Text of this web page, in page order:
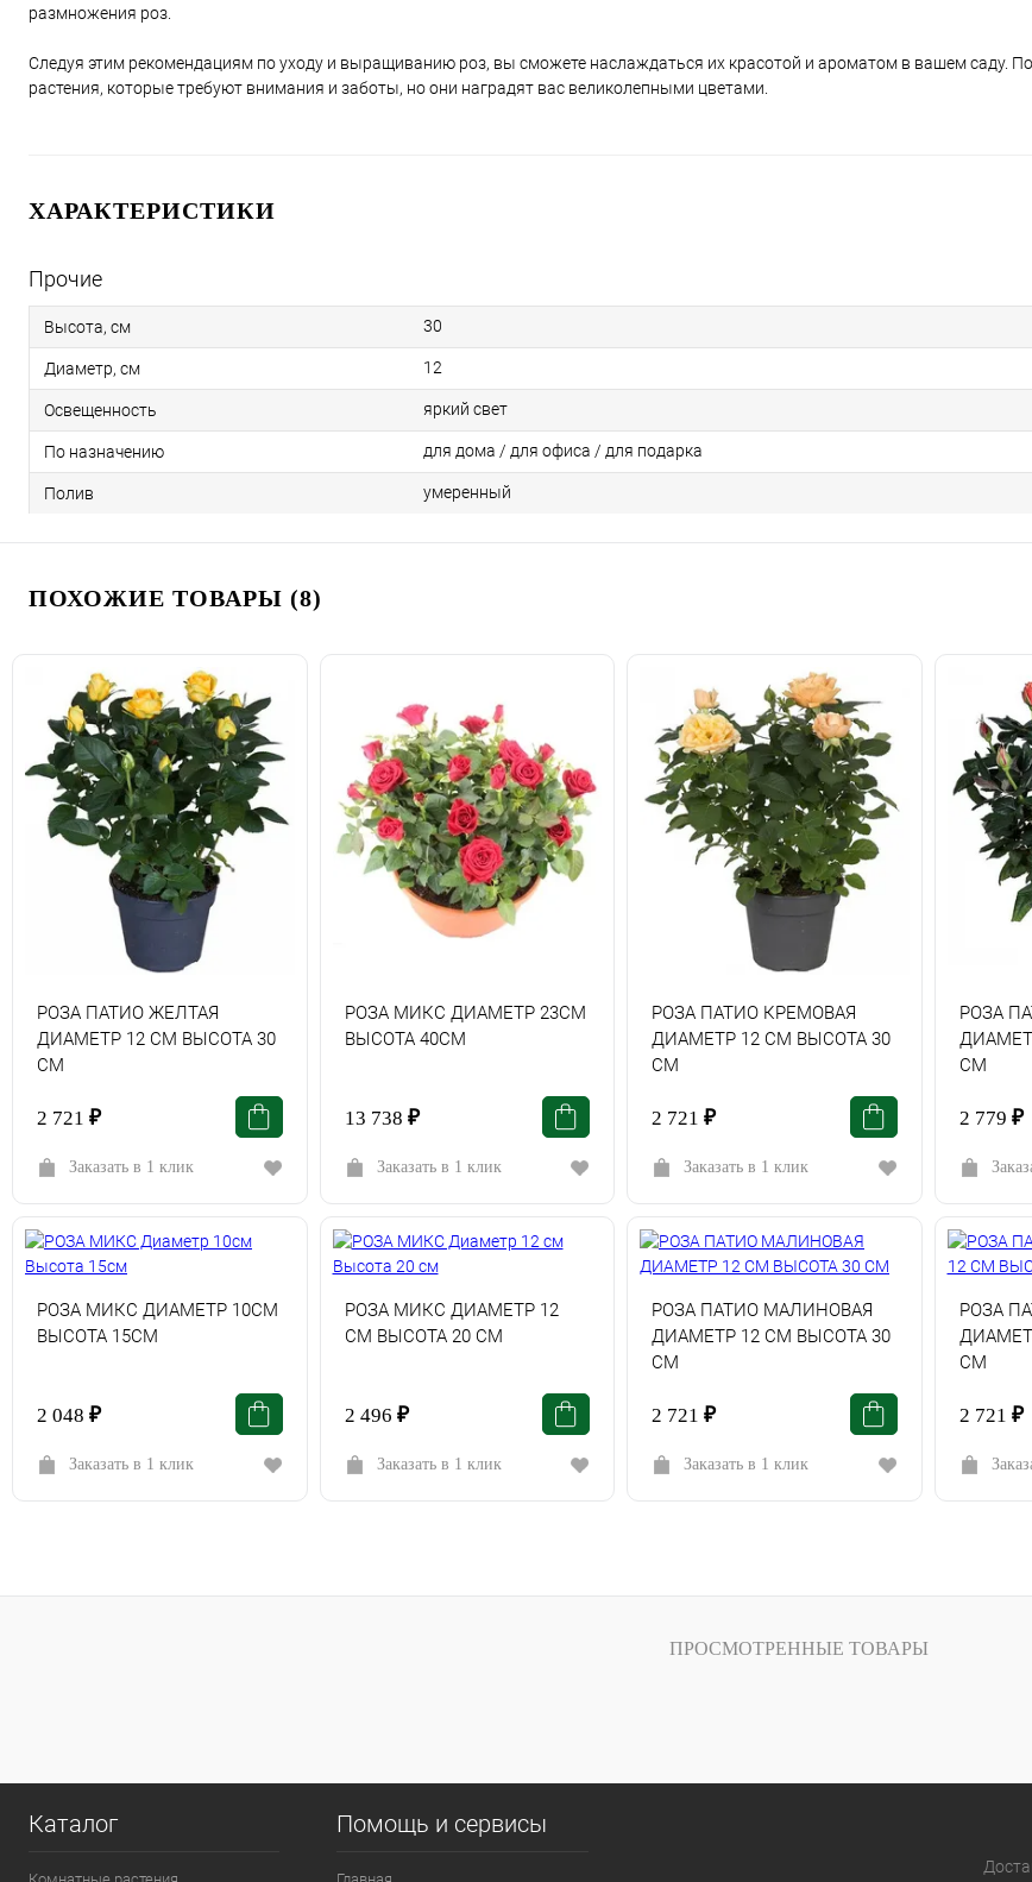
размножения роз.
Следуя этим рекомендациям по уходу и выращиванию роз, вы сможете наслаждаться их красотой и ароматом в вашем саду.
растения, которые требуют внимания и заботы, но они наградят вас великолепными цветами.
ХАРАКТЕРИСТИКИ
Прочие
Высота, см 30
Диаметр, см 12
Освещенность яркий свет
По назначению для дома / для офиса / для подарка
Полив умеренный
ПОХОЖИЕ ТОВАРЫ (8)
РОЗА ПАТИО ЖЕЛТАЯ
ДИАМЕТР 12 СМ ВЫСОТА 30
СМ
2 721 ₽
Заказать в 1 клик
РОЗА МИКС ДИАМЕТР 23СМ
ВЫСОТА 40СМ
13 738 ₽
Заказать в 1 клик
РОЗА ПАТИО КРЕМОВАЯ
ДИАМЕТР 12 СМ ВЫСОТА 30
СМ
2 721 ₽
Заказать в 1 клик
РОЗА
СМ
2 779 ₽
РОЗА МИКС ДИАМЕТР 10СМ
ВЫСОТА 15СМ
2 048 ₽
Заказать в 1 клик
РОЗА МИКС ДИАМЕТР 12
СМ ВЫСОТА 20 СМ
2 496 ₽
Заказать в 1 клик
РОЗА ПАТИО МАЛИНОВАЯ
ДИАМЕТР 12 СМ ВЫСОТА 30
СМ
2 721 ₽
Заказать в 1 клик
РОЗА
СМ
2 721 ₽
ПРОСМОТРЕННЫЕ ТОВАРЫ
Каталог Помощь и сервисы